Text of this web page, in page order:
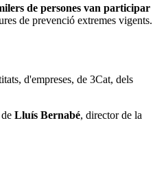
de persones van participar
de prevenció extremes vigents.
d'empreses, de 3Cat, dels
Lluís Bernabé, director de la